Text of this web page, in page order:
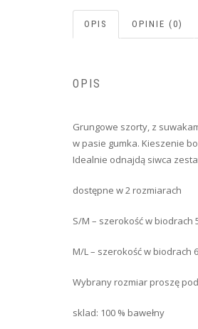
OPIS OPINIE (0)
OPIS
Grungowe szorty, z
w pasie gumka. Kieszenie
Idealnie odnajdą siwca
dostępne w 2 rozmiarach
S/M – szerokość w biodrach
M/L – szerokość w biodrach
Wybrany rozmiar proszę
sklad: 100 % bawełny